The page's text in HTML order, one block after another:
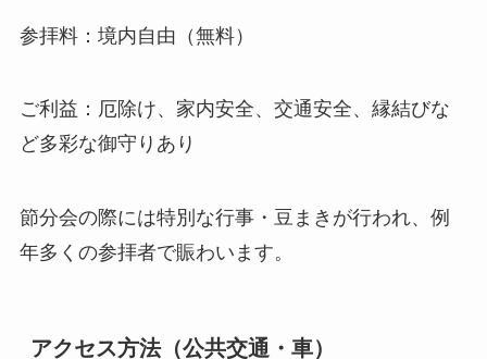
参拝料：境内自由（無料）
ご利益：厄除け、家内安全、交通安全、縁結びな
ど多彩な御守りあり
節分会の際には特別な行事・豆まきが行われ、例
年多くの参拝者で賑わいます。
アクセス方法（公共交通・車）